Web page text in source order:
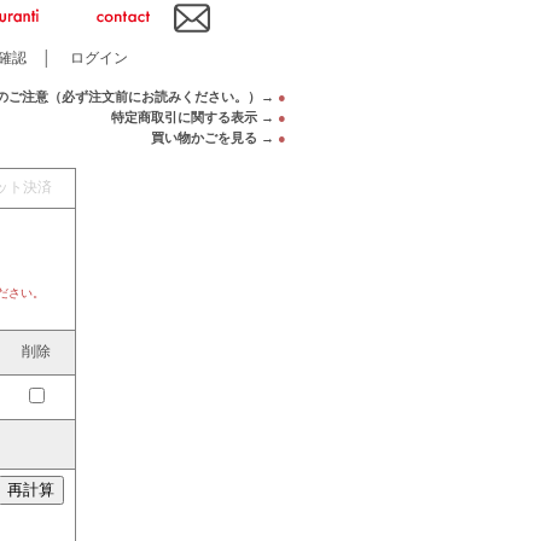
認 ログイン
ご注意（必ず注文前にお読みください。）→ ●
特定商取引に関する表示 → ●
買い物かごを見る → ●
ト決済
い。
削除